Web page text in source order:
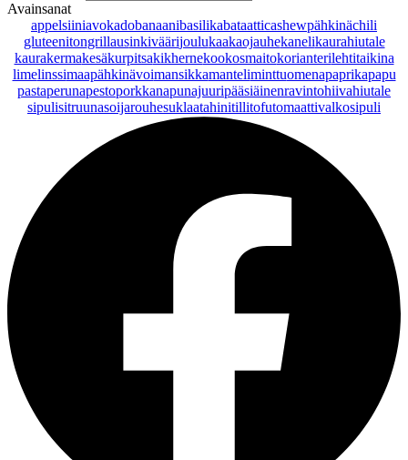
Avainsanat
appelsiiniavokadobanaanibasilikabataatticashewpähkinächili
gluteenitongrillausinkiväärijoulukaakaojauhekanelikaurahiutale
kaurakermakesäkurpitsakikhernekookosmaitokorianterilehtitaikina
limelinssimaapähkinävoimansikkamanteliminttuomenapaprikapapu
pastaperunapestoporkkanapunajuuripääsiäinenravintohiivahiutale
sipulisitruunasoijarouhesuklaatahinitillitofutomaattivalkosipuli